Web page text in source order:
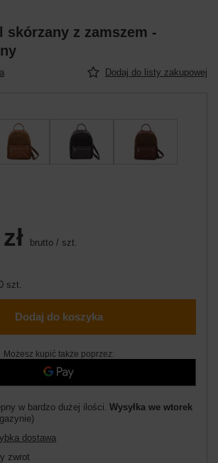
skórzany z zamszem -
Dodaj do listy zakupowej
brutto / szt.
szt.
Dodaj do koszyka
Możesz kupić także poprzez:
w bardzo dużej ilości Wysyłka we wtorek
dostawa
zwrot